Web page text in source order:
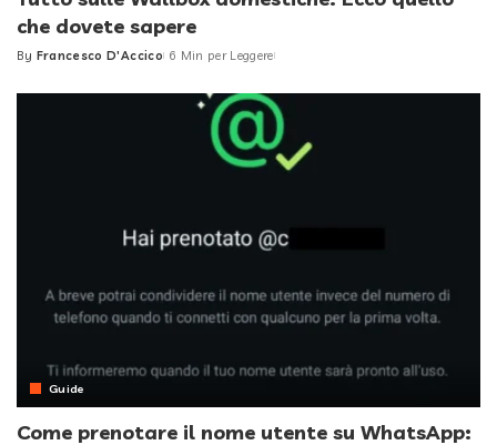
che dovete sapere
Posted
By Francesco D'Accico 6 Min per Leggere
Guide
Come prenotare il nome utente su WhatsApp: